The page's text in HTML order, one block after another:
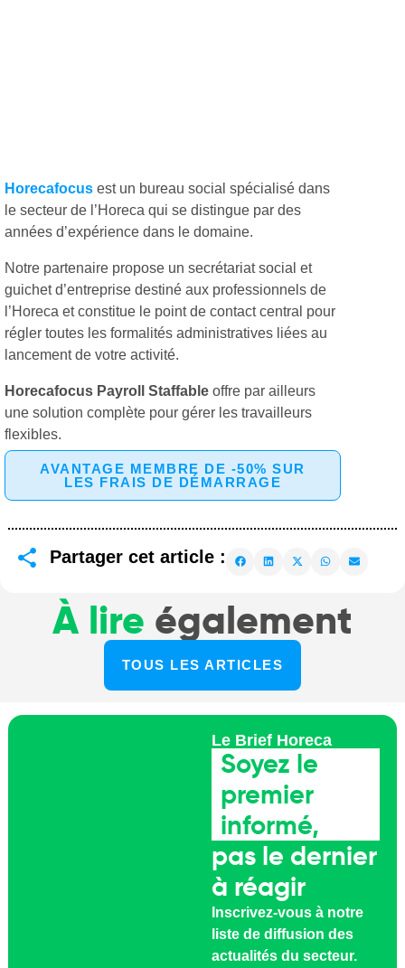
Horecafocusest un bureau social spécialisé dans
le secteur de l’Horeca qui se distingue par des
années d’expérience dans le domaine.
Notre partenaire propose un secrétariat social et
guichet d’entreprise destiné aux professionnels de
l’Horeca et constitue le point de contact central pour
régler toutes les formalités administratives liées au
lancement de votre activité.
Horecafocus Payroll Staffableoffre par ailleurs
une solution complète pour gérer les travailleurs
flexibles.
AVANTAGE MEMBRE DE -50% SUR
LES FRAIS DE DÉMARRAGE
Partager cet article :
À lire également
TOUS LES ARTICLES
Le Brief Horeca
Soyez le
premier
informé,
pas le dernier
à réagir
Inscrivez-vous à notre
liste de diffusion des
actualités du secteur.